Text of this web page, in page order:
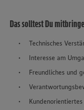
Das solltest Du
Technisches
Interesse am
Freundliches und